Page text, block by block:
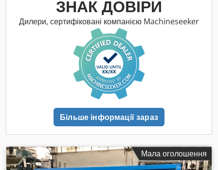
ADQ 180 (E6), № ITJ912677, рік випуску 2025.
ЗНАК ДОВІРИ
Дилери, сертифіковані компанією Machineseeker
Більше інформації зараз
Мала оголошення